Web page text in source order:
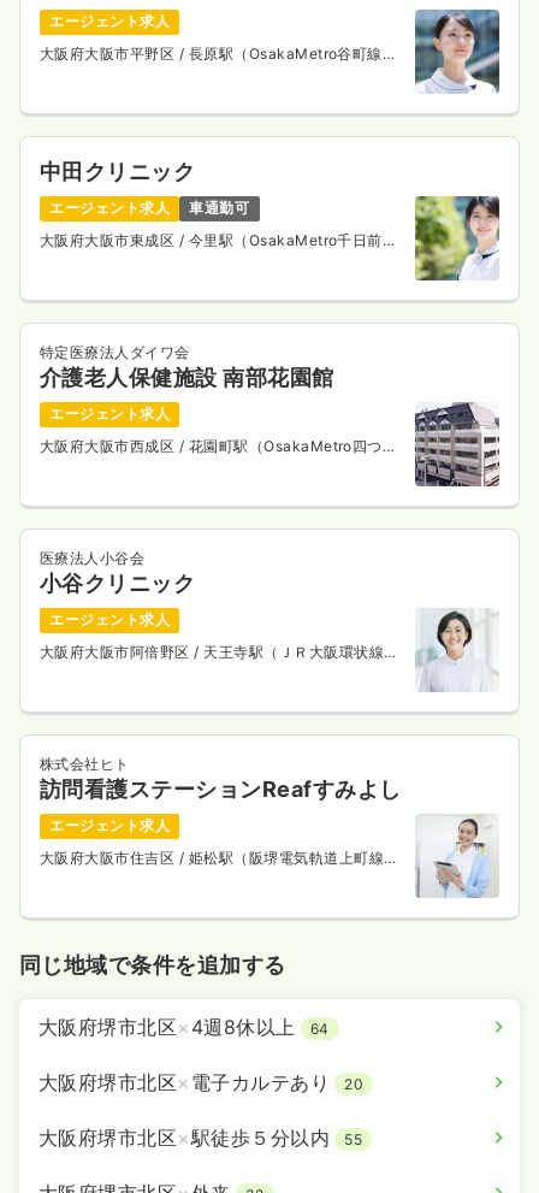
気になる 詳細を見る
エージェント求人
大阪府大阪市平野区 / 長原駅（OsakaMetro谷町線）
中田クリニック
エージェント求人
車通勤可
大阪府大阪市東成区 / 今里駅（OsakaMetro千日前
特定医療法人ダイワ会
介護老人保健施設 南部花園館
エージェント求人
大阪府大阪市西成区 / 花園町駅（OsakaMetro四つ橋
医療法人小谷会
小谷クリニック
エージェント求人
大阪府大阪市阿倍野区 / 天王寺駅（ＪＲ大阪環状線）
株式会社ヒト
訪問看護ステーションReafすみよし
エージェント求人
大阪府大阪市住吉区 / 姫松駅（阪堺電気軌道上町線）
同じ地域で条件を追加する
大阪府堺市北区× 4週8休以上 64
大阪府堺市北区× 電子カルテあり 20
大阪府堺市北区×駅徒歩５分以内 55